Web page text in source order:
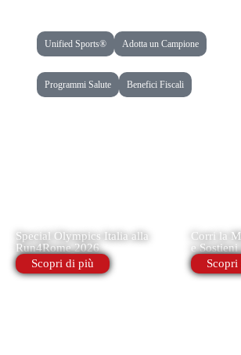
Unified Sports® Adotta un Campione
Programmi Salute Benefici Fiscali
Special Olympics Italia alla
Run4Rome 2026
Scopri di più
Corri la
e